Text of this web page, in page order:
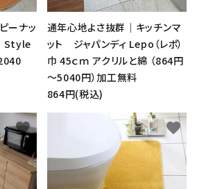
ーナッ
Style
通年心地よさ抜群｜キッチンマ
ット ジャパンディ Lepo（レポ）
巾 45ｃｍ アクリルと綿 （864円
～5040円）加工無料
864円(税込)
favorite favorite